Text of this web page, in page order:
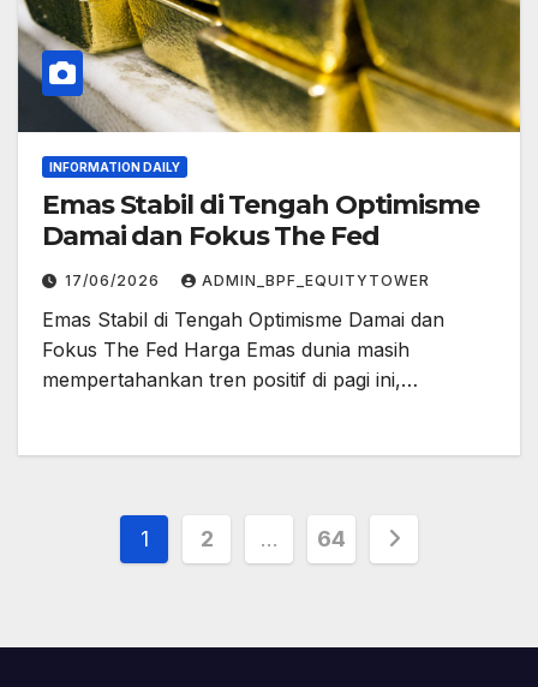
INFORMATION DAILY
Emas Stabil di Tengah Optimisme
Damai dan Fokus The Fed
17/06/2026 ADMIN_BPF_EQUITYTOWER
Emas Stabil di Tengah Optimisme Damai dan
Fokus The Fed Harga Emas dunia masih
mempertahankan tren positif di pagi ini,…
Posts
1 2 … 64